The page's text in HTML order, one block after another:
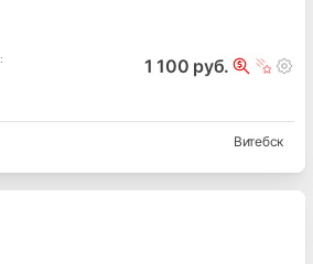
: 1 100 руб.
Витебск